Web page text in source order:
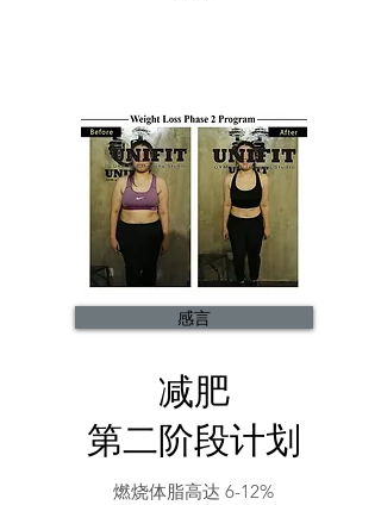
感言
减肥
第二阶段计划
燃烧体脂高达 6-12%